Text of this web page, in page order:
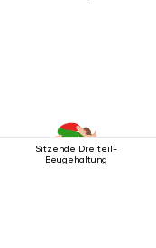
Sitzende Dreiteil-
Beugehaltung